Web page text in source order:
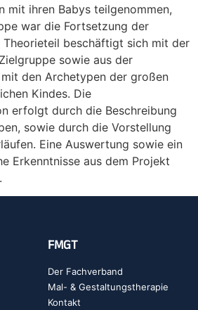
mit ihren Babys teilgenommen,
war die Fortsetzung der
Theorieteil beschäftigt sich mit der
sowie aus der
den Archetypen der großen
Kindes. Die
erfolgt durch die Beschreibung
sowie durch die Vorstellung
Eine Auswertung sowie ein
Erkenntnisse aus dem Projekt
FMGT
Der Fachverband
Mal- & Gestaltungstherapie
Kontakt